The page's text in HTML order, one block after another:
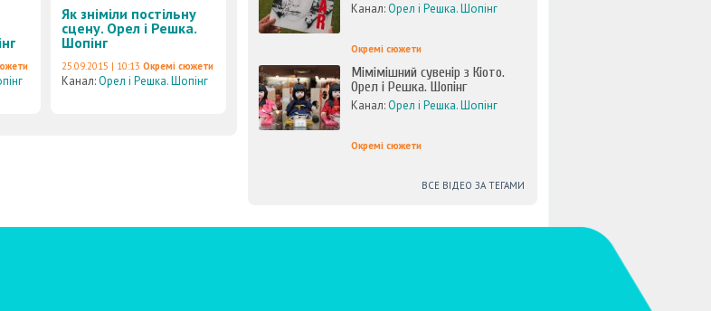
Як зніміли постільну
сцену. Орел і Решка.
Шопінг
25.09.2015 | 10:13 Окремі сюжети
Канал:Орел і Решка. Шопінг
Канал:Орел і Решка. Шопінг
Окремі сюжети
Мімімішний сувенір з Кіото.
Орел і Решка. Шопінг
Канал:Орел і Решка. Шопінг
Окремі сюжети
ВСЕ ВІДЕО ЗА ТЕГАМИ